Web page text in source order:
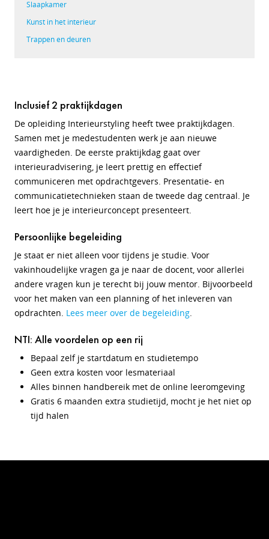
Slaapkamer
Kunst in het interieur
Trappen en deuren
Inclusief 2 praktijkdagen
De opleiding Interieurstyling heeft twee praktijkdagen.
Samen met je medestudenten werk je aan nieuwe
vaardigheden. De eerste praktijkdag gaat over
interieuradvisering, je leert prettig en effectief
communiceren met opdrachtgevers. Presentatie- en
communicatietechnieken staan de tweede dag centraal. Je
leert hoe je je interieurconcept presenteert.
Persoonlijke begeleiding
Je staat er niet alleen voor tijdens je studie. Voor
vakinhoudelijke vragen ga je naar de docent, voor allerlei
andere vragen kun je terecht bij jouw mentor. Bijvoorbeeld
voor het maken van een planning of het inleveren van
opdrachten. Lees meer over de begeleiding.
NTI: Alle voordelen op een rij
Bepaal zelf je startdatum en studietempo
Geen extra kosten voor lesmateriaal
Alles binnen handbereik met de online leeromgeving
Gratis 6 maanden extra studietijd, mocht je het niet op
tijd halen